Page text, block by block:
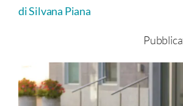
di Silvana Piana